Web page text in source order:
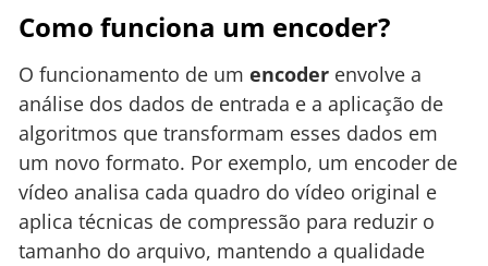
Como funciona um encoder?
O funcionamento de um encoder envolve a
análise dos dados de entrada e a aplicação de
algoritmos que transformam esses dados em
um novo formato. Por exemplo, um encoder de
vídeo analisa cada quadro do vídeo original e
aplica técnicas de compressão para reduzir o
tamanho do arquivo, mantendo a qualidade